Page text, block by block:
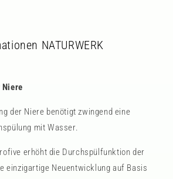
NATURWERK
der Niere benötigt zwingend eine
mit Wasser.
erhöht die Durchspülfunktion der
einzigartige Neuentwicklung auf Basis